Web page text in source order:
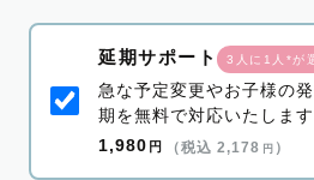
延期サポート 3人に1人*が
急な予定変更やお子様の
期を無料で対応いたします
1,980 円 （税込 2,178 円 ）